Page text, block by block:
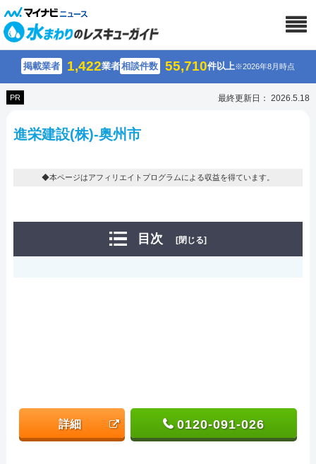
掲載業者 1,422業者相談件数 55,710件以上※2026年8月時点
PR 最終更新日： 2026.5.18
進栄建設(株)-奥州市
◆本ページはアフィリエイトプログラムによる収益を得ています。
目次 [閉じる]
詳細 0120-091-026